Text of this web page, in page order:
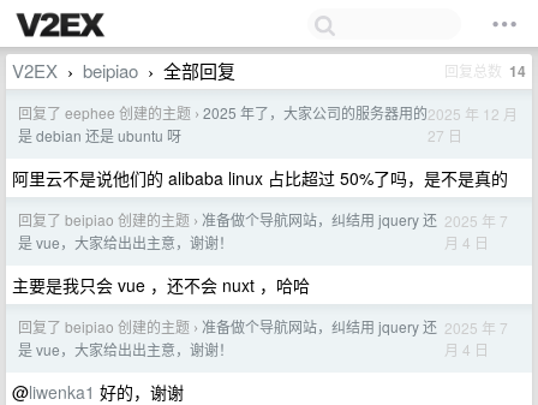
V2EX › beipiao › 全部回复 回复总数 14
回复了 eephee 创建的主题 › 2025 年了，大家公司的服务器用的
是 debian 还是 ubuntu 呀
2025 年 12 月
27 日
阿里云不是说他们的 alibaba linux 占比超过 50%了吗，是不是真的
回复了 beipiao 创建的主题 › 准备做个导航网站，纠结用 jquery 还
是 vue，大家给出出主意，谢谢！
2025 年 7
月 4 日
主要是我只会 vue ，还不会 nuxt ，哈哈
回复了 beipiao 创建的主题 › 准备做个导航网站，纠结用 jquery 还
是 vue，大家给出出主意，谢谢！
2025 年 7
月 4 日
@liwenka1 好的，谢谢